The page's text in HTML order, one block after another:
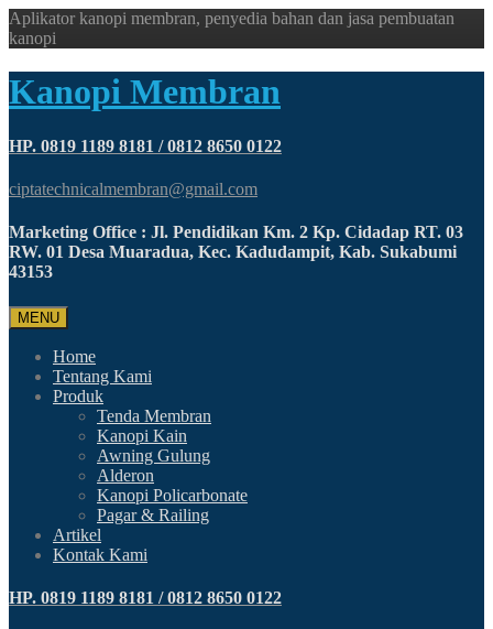
Aplikator kanopi membran, penyedia bahan dan jasa pembuatan
kanopi
Kanopi Membran
HP. 0819 1189 8181 / 0812 8650 0122
ciptatechnicalmembran@gmail.com
Marketing Office : Jl. Pendidikan Km. 2 Kp. Cidadap RT. 03
RW. 01 Desa Muaradua, Kec. Kadudampit, Kab. Sukabumi
43153
MENU
Home
Tentang Kami
Produk
Tenda Membran
Kanopi Kain
Awning Gulung
Alderon
Kanopi Policarbonate
Pagar & Railing
Artikel
Kontak Kami
HP. 0819 1189 8181 / 0812 8650 0122